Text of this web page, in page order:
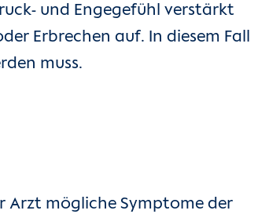
und Engegefühl verstärkt
Erbrechen auf. In diesem Fall
muss.
Arzt mögliche Symptome der